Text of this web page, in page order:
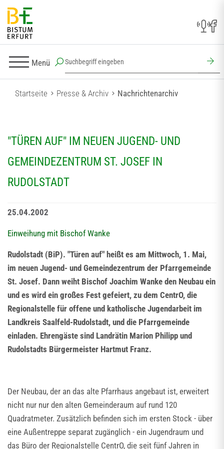
Menü
Startseite Presse & Archiv Nachrichtenarchiv
"TÜREN AUF" IM NEUEN JUGEND- UND
GEMEINDEZENTRUM ST. JOSEF IN
RUDOLSTADT
25.04.2002
Einweihung mit Bischof Wanke
Rudolstadt (BiP). "Türen auf" heißt es am Mittwoch, 1. Mai,
im neuen Jugend- und Gemeindezentrum der Pfarrgemeinde
St. Josef. Dann weiht Bischof Joachim Wanke den Neubau ein
und es wird ein großes Fest gefeiert, zu dem CentrO, die
Regionalstelle für offene und katholische Jugendarbeit im
Landkreis Saalfeld-Rudolstadt, und die Pfarrgemeinde
einladen. Ehrengäste sind Landrätin Marion Philipp und
Rudolstadts Bürgermeister Hartmut Franz.
Der Neubau, der an das alte Pfarrhaus angebaut ist, erweitert
nicht nur nur den alten Gemeinderaum auf rund 120
Quadratmeter. Zusätzlich befinden sich im ersten Stock - über
eine Außentreppe separat zugänglich - ein Jugendraum und
das Büro der Regionalstelle CentrO, die seit fünf Jahren in